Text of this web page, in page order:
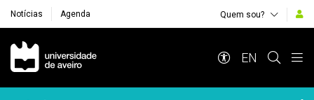
Notícias Agenda Quem sou?
Navegação Principal
EN